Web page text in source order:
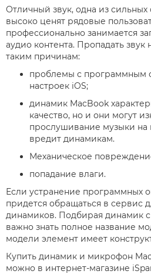
Отличный звук, одна из сильных
высоко ценят рядовые
профессионально занимается
аудио контента. Пропадать
таким причинам:
проблемы с программным
настроек iOS;
динамик MacBook
качество, но и они могут
прослушивание музыки
вредит динамикам.
Механическое
попадание влаги.
Если устранение программных
придется обращаться в сервис
динамиков. Подбирая динамик
важно знать полное название
модели элемент имеет
Купить динамик и микрофон
можно в интернет-магазине